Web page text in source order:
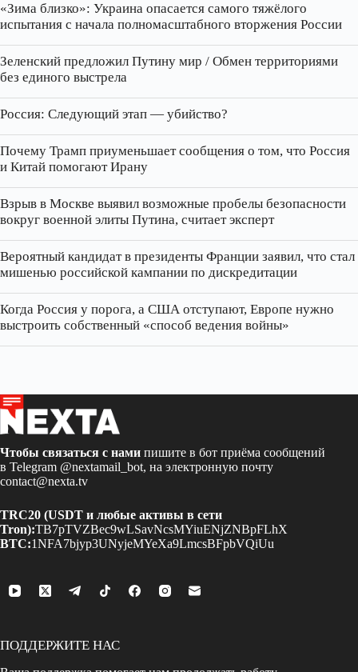
«Зима близко»: Украина опасается самого тяжёлого
испытания с начала полномасштабного вторжения России
Зеленский предложил Путину мир / Обмен территориями
без единого выстрела
Россия: Следующий этап — убийство?
Почему Трамп приуменьшает сообщения о том, что Россия
и Китай помогают Ирану
Взрыв в Москве выявил возможные пробелы безопасности
вокруг военной элиты Путина, считает эксперт
Вероятный кандидат в президенты Франции заявил, что стал
мишенью российской кампании по дискредитации
Когда Россия у порога, а США отступают, Европе нужно
выстроить собственный «способ ведения войны»
Чтобы связаться с нами пишите в бот приёма сообщений
в Telegram @nextamail_bot, на электронную почту
contact@nexta.tv
TRC20 (USDT и любые активы в сети
Tron):TB7pTVZBec9wLSavNcsMYiuENjZNBpFLhX
BTC:1NFA7bjyp3UNyjeMYeXa9LmcsBFpbVQiUu
ПОДДЕРЖИТЕ НАС